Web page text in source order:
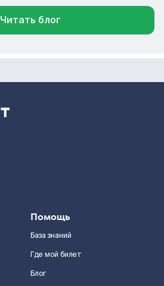
Читать блог
Помощь
База знаний
Где мой билет
Блог